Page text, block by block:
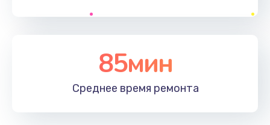
85мин
Среднее время ремонта